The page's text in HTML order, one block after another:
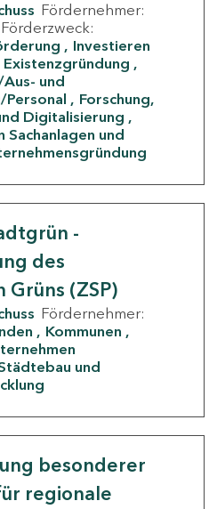
Fördernehmer:
Förderzweck:
Investieren
Existenzgründung
und
Forschung,
Digitalisierung
Sachanlagen und
-
des
(ZSP)
Fördernehmer:
Kommunen
und
besonderer
regionale